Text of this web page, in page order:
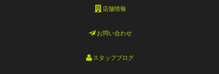
店舗情報
お問い合わせ
スタッフブログ